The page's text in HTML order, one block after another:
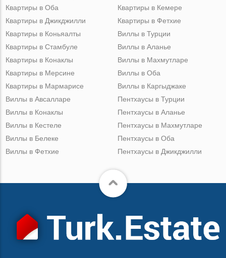
Квартиры в Оба
Квартиры в Джикджилли
Квартиры в Кемере
Квартиры в Фетхие
Квартиры в Коньяалты
Квартиры в Стамбуле
Квартиры в Конаклы
Квартиры в Мерсине
Квартиры в Мармарисе
Виллы в Турции
Виллы в Аланье
Виллы в Махмутларе
Виллы в Оба
Виллы в Каргыджаке
Виллы в Авсалларе
Виллы в Конаклы
Виллы в Кестеле
Виллы в Белеке
Виллы в Фетхие
Пентхаусы в Турции
Пентхаусы в Аланье
Пентхаусы в Махмутларе
Пентхаусы в Оба
Пентхаусы в Джикджилли